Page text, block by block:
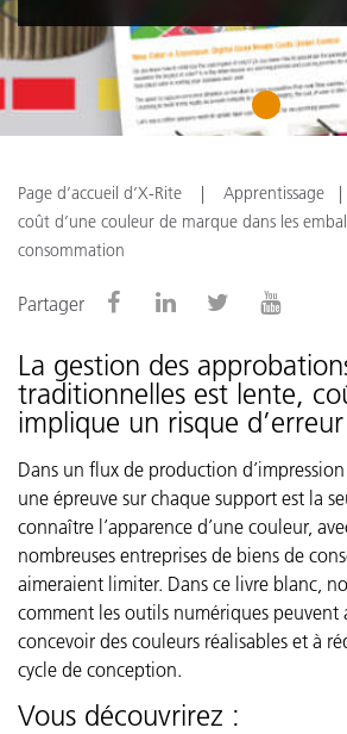
1
Page d’accueil d’X-Rite Apprentissage
coût d’une couleur de marque dans les
consommation
Partager
La gestion des
traditionnelles est lente,
implique un risque
Dans un flux de production
une épreuve sur chaque support est la
connaître l’apparence d’une couleur,
nombreuses entreprises de biens de
aimeraient limiter. Dans ce livre blanc,
comment les outils numériques peuvent
concevoir des couleurs réalisables et à
cycle de conception.
Vous découvrirez :